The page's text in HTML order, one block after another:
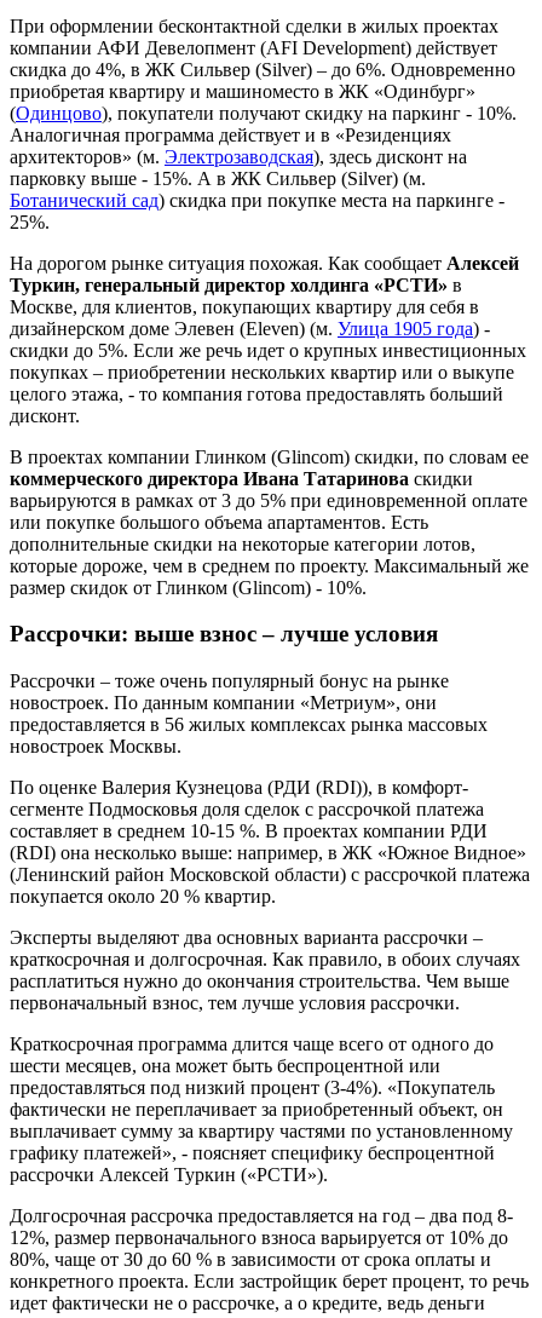
При оформлении бесконтактной сделки в жилых проектах
компании АФИ Девелопмент (AFI Development) действует
скидка до 4%, в ЖК Сильвер (Silver) – до 6%. Одновременно
приобретая квартиру и машиноместо в ЖК «Одинбург»
(Одинцово), покупатели получают скидку на паркинг - 10%.
Аналогичная программа действует и в «Резиденциях
архитекторов» (м. Электрозаводская), здесь дисконт на
парковку выше - 15%. А в ЖК Сильвер (Silver) (м.
Ботанический сад) скидка при покупке места на паркинге -
25%.
На дорогом рынке ситуация похожая. Как сообщает Алексей
Туркин, генеральный директор холдинга «РСТИ» в
Москве, для клиентов, покупающих квартиру для себя в
дизайнерском доме Элевен (Eleven) (м. Улица 1905 года) -
скидки до 5%. Если же речь идет о крупных инвестиционных
покупках – приобретении нескольких квартир или о выкупе
целого этажа, - то компания готова предоставлять больший
дисконт.
В проектах компании Глинком (Glincom) скидки, по словам ее
коммерческого директора Ивана Татаринова скидки
варьируются в рамках от 3 до 5% при единовременной оплате
или покупке большого объема апартаментов. Есть
дополнительные скидки на некоторые категории лотов,
которые дороже, чем в среднем по проекту. Максимальный же
размер скидок от Глинком (Glincom) - 10%.
Рассрочки: выше взнос – лучше условия
Рассрочки – тоже очень популярный бонус на рынке
новостроек. По данным компании «Метриум», они
предоставляется в 56 жилых комплексах рынка массовых
новостроек Москвы.
По оценке Валерия Кузнецова (РДИ (RDI)), в комфорт-
сегменте Подмосковья доля сделок с рассрочкой платежа
составляет в среднем 10-15 %. В проектах компании РДИ
(RDI) она несколько выше: например, в ЖК «Южное Видное»
(Ленинский район Московской области) с рассрочкой платежа
покупается около 20 % квартир.
Эксперты выделяют два основных варианта рассрочки –
краткосрочная и долгосрочная. Как правило, в обоих случаях
расплатиться нужно до окончания строительства. Чем выше
первоначальный взнос, тем лучше условия рассрочки.
Краткосрочная программа длится чаще всего от одного до
шести месяцев, она может быть беспроцентной или
предоставляться под низкий процент (3-4%). «Покупатель
фактически не переплачивает за приобретенный объект, он
выплачивает сумму за квартиру частями по установленному
графику платежей», - поясняет специфику беспроцентной
рассрочки Алексей Туркин («РСТИ»).
Долгосрочная рассрочка предоставляется на год – два под 8-
12%, размер первоначального взноса варьируется от 10% до
80%, чаще от 30 до 60 % в зависимости от срока оплаты и
конкретного проекта. Если застройщик берет процент, то речь
идет фактически не о рассрочке, а о кредите, ведь деньги